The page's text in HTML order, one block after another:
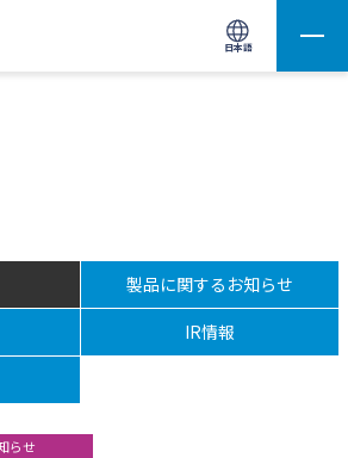
日本語
サイト内検索(Enterで実行)
製品に関するお知らせ
IR情報
らせ